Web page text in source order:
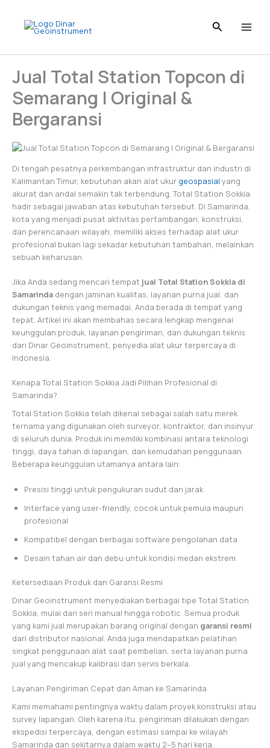
content
Jual Total Station Topcon di
Semarang | Original &
Bergaransi
Di tengah pesatnya perkembangan infrastruktur dan industri di
Kalimantan Timur, kebutuhan akan alat ukur geospasial yang
akurat dan andal semakin tak terbendung. Total Station Sokkia
hadir sebagai jawaban atas kebutuhan tersebut. Di Samarinda,
kota yang menjadi pusat aktivitas pertambangan, konstruksi,
dan perencanaan wilayah, memiliki akses terhadap alat ukur
profesional bukan lagi sekadar kebutuhan tambahan, melainkan
sebuah keharusan.
Jika Anda sedang mencari tempat jual Total Station Sokkia di
Samarinda dengan jaminan kualitas, layanan purna jual, dan
dukungan teknis yang memadai, Anda berada di tempat yang
tepat. Artikel ini akan membahas secara lengkap mengenai
keunggulan produk, layanan pengiriman, dan dukungan teknis
dari Dinar Geoinstrument, penyedia alat ukur terpercaya di
Indonesia.
Kenapa Total Station Sokkia Jadi Pilihan Profesional di
Samarinda?
Total Station Sokkia telah dikenal sebagai salah satu merek
ternama yang digunakan oleh surveyor, kontraktor, dan insinyur
di seluruh dunia. Produk ini memiliki kombinasi antara teknologi
tinggi, daya tahan di lapangan, dan kemudahan penggunaan.
Beberapa keunggulan utamanya antara lain:
Presisi tinggi untuk pengukuran sudut dan jarak
Interface yang user-friendly, cocok untuk pemula maupun
profesional
Kompatibel dengan berbagai software pengolahan data
Desain tahan air dan debu untuk kondisi medan ekstrem
Ketersediaan Produk dan Garansi Resmi
Dinar Geoinstrument menyediakan berbagai tipe Total Station
Sokkia, mulai dari seri manual hingga robotic. Semua produk
yang kami jual merupakan barang original dengan garansi resmi
dari distributor nasional. Anda juga mendapatkan pelatihan
singkat penggunaan alat saat pembelian, serta layanan purna
jual yang mencakup kalibrasi dan servis berkala.
Layanan Pengiriman Cepat dan Aman ke Samarinda
Kami memahami pentingnya waktu dalam proyek konstruksi atau
survey lapangan. Oleh karena itu, pengiriman dilakukan dengan
ekspedisi terpercaya, dengan estimasi sampai ke wilayah
Samarinda dan sekitarnya dalam waktu 2–5 hari kerja.